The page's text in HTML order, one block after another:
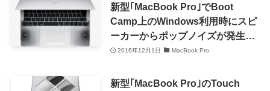
新型｢MacBook Pro｣でBoot
Camp上のWindows利用時にスピ
ーカーからポップノイズが発生す
る問題 ｰ Appleがドライバの更新
2016年12月1日 MacBook Pro
新型｢MacBook Pro｣のTouch